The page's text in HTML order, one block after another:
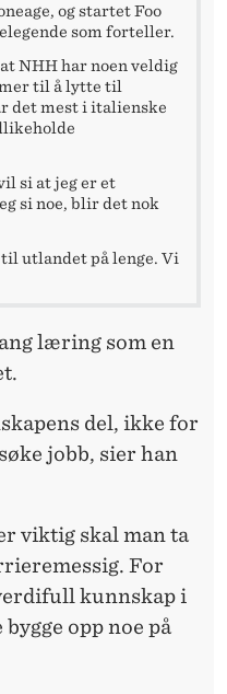
og startet Foo
som forteller.
NHH har noen veldig
til å lytte til
det mest i italienske
si at jeg er et
si noe, blir det nok
utlandet på lenge. Vi
læring som en
del, ikke for
jobb, sier han
viktig skal man ta
For
kunnskap i
opp noe på